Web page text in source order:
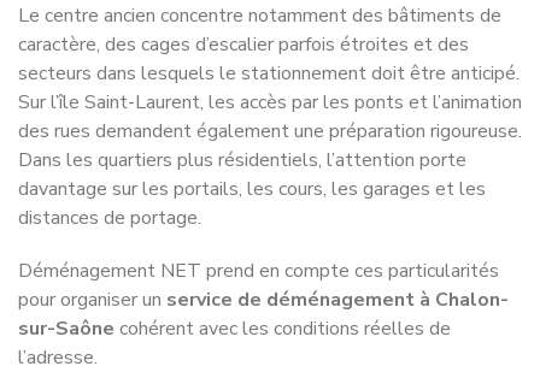
Le centre ancien concentre notamment des bâtiments de
caractère, des cages d’escalier parfois étroites et des
secteurs dans lesquels le stationnement doit être anticipé.
Sur l’île Saint-Laurent, les accès par les ponts et l’animation
des rues demandent également une préparation rigoureuse.
Dans les quartiers plus résidentiels, l’attention porte
davantage sur les portails, les cours, les garages et les
distances de portage.
Déménagement NET prend en compte ces particularités
pour organiser un service de déménagement à Chalon-
sur-Saône cohérent avec les conditions réelles de
l’adresse.